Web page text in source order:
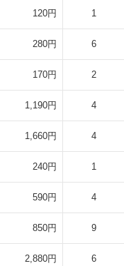
120円 1
280円 6
170円 2
1,190円 4
1,660円 4
240円 1
590円 4
850円 9
2,880円 6